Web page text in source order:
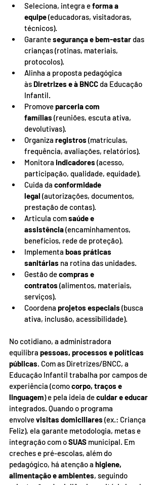
Seleciona, integra e forma a
equipe (educadoras, visitadoras,
técnicos).
Garante segurança e bem-estar das
crianças (rotinas, materiais,
protocolos).
Alinha a proposta pedagógica
às Diretrizes e à BNCC da Educação
Infantil.
Promove parceria com
famílias (reuniões, escuta ativa,
devolutivas).
Organiza registros (matrículas,
frequência, avaliações, relatórios).
Monitora indicadores (acesso,
participação, qualidade, equidade).
Cuida da conformidade
legal (autorizações, documentos,
prestação de contas).
Articula com saúde e
assistência (encaminhamentos,
benefícios, rede de proteção).
Implementa boas práticas
sanitárias na rotina das unidades.
Gestão de compras e
contratos (alimentos, materiais,
serviços).
Coordena projetos especiais (busca
ativa, inclusão, acessibilidade).
No cotidiano, a administradora
equilibra pessoas, processos e políticas
públicas. Com as Diretrizes/BNCC, a
Educação Infantil trabalha por campos de
experiência (como corpo, traços e
linguagem) e pela ideia de cuidar e educar
integrados. Quando o programa
envolve visitas domiciliares (ex.: Criança
Feliz), ela garante metodologia, metas e
integração com o SUAS municipal. Em
creches e pré-escolas, além do
pedagógico, há atenção a higiene,
alimentação e ambientes, seguindo